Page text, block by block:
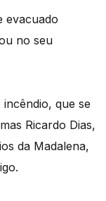
evacuado
no seu
que se
Ricardo Dias,
da Madalena,